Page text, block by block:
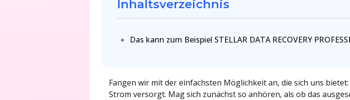
Inhaltsverzeichnis
Das kann zum Beispiel STELLAR DATA RECOVERY
Fangen wir mit der einfachsten Möglichkeit an, die sich uns
Strom versorgt. Mag sich zunächst so anhören, als ob das